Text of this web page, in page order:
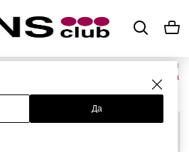
Да
Женские сумки и
Сумка